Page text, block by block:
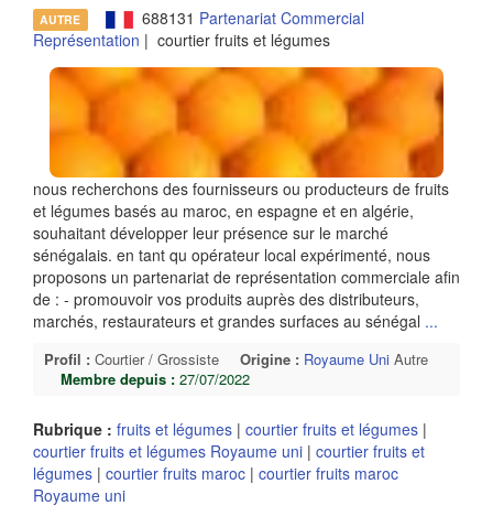
AUTRE 688131 Partenariat Commercial
Représentation | courtier fruits et légumes
nous recherchons des fournisseurs ou producteurs de fruits
et légumes basés au maroc, en espagne et en algérie,
souhaitant développer leur présence sur le marché
sénégalais. en tant qu opérateur local expérimenté, nous
proposons un partenariat de représentation commerciale afin
de : - promouvoir vos produits auprès des distributeurs,
marchés, restaurateurs et grandes surfaces au sénégal ...
Profil : Courtier / Grossiste Origine : Royaume Uni Autre
Membre depuis : 27/07/2022
Rubrique : fruits et légumes | courtier fruits et légumes |
courtier fruits et légumes Royaume uni | courtier fruits et
légumes | courtier fruits maroc | courtier fruits maroc
Royaume uni